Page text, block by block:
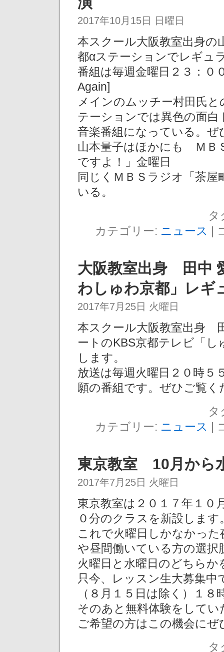
2017年10月15日 日曜日
本スクール大阪教室出身の
都αステーションでレギュ
番組は毎週金曜日２３：０
Again]
メインのムッチー村田氏
テーションでは異色の面白
音楽番組になっている。
山本量子はほかにも ＭＢ
ですよ！」金曜日
同じくＭＢＳラジオ「茶
いる。
タ
カテゴリー: ニュース |
大阪教室出身 田中
わしゅわ京都」レギ
2017年7月25日 火曜日
本スクール大阪教室出身
ートのKBS京都テレビ「
します。
放送は毎週火曜日２０時５
願の番組です。ぜひご覧く
タ
カテゴリー: ニュース |
東京教室 10月から
2017年7月25日 火曜日
東京教室は２０１７年１０
０分のクラスを新設します
これで火曜日しかなかっ
や昼間働いている方の選択
火曜日と水曜日のどちら
只今、レッスン生大募集中
（８月１５日は除く）１
そのあと無料体験をして
ご希望の方はこの機会にぜ
タ